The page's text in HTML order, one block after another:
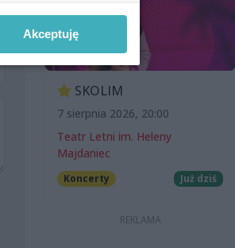
SKOLIM
7 sierpnia 2026, 20:00
Teatr Letni im. Heleny
Majdaniec
Koncerty Już dziś
Akceptuję